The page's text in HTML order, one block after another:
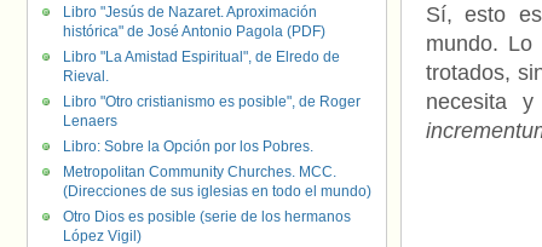
Sí, esto
mundo.
trotados,
necesita
Libro "Jesús de Nazaret. Aproximación
histórica" de José Antonio Pagola (PDF)
Libro "La Amistad Espiritual", de Elredo de
Rieval.
Libro "Otro cristianismo es posible", de Roger
Lenaers
Libro: Sobre la Opción por los Pobres.
Metropolitan Community Churches. MCC.
(Direcciones de sus iglesias en todo el mundo)
Otro Dios es posible (serie de los hermanos
López Vigil)